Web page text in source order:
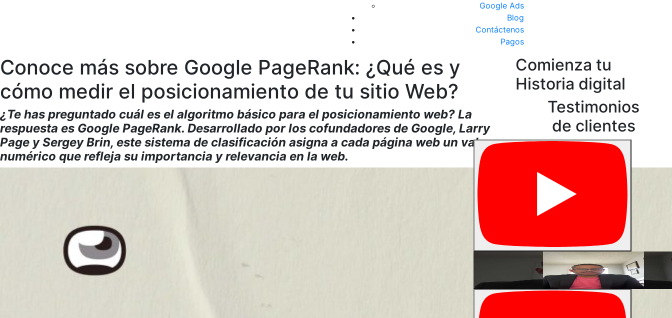
Google Ads
Blog
Contáctenos
Pagos
Conoce más sobre Google PageRank: ¿Qué es y
cómo medir el posicionamiento de tu sitio Web?
¿Te has preguntado cuál es el algoritmo básico para el posicionamiento web? La
respuesta es Google PageRank. Desarrollado por los cofundadores de Google, Larry
Page y Sergey Brin, este sistema de clasificación asigna a cada página web un valor
numérico que refleja su importancia y relevancia en la web.
Comienza tu
Historia digital
Testimonios
de clientes